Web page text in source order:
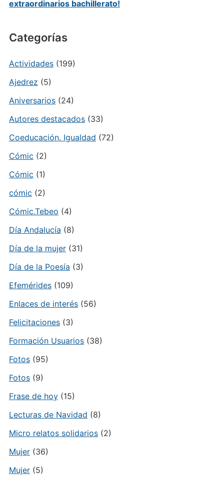
extraordinarios bachillerato!
Categorías
Actividades(199)
Ajedrez (5)
Aniversarios(24)
Autores destacados(33)
Coeducación. Igualdad (72)
Cómic (2)
Cómic (1)
cómic (2)
Cómic.Tebeo (4)
Día Andalucía (8)
Día de la mujer(31)
Día de la Poesía (3)
Efemérides(109)
Enlaces de interés(56)
Felicitaciones(3)
Formación Usuarios(38)
Fotos(95)
Fotos(9)
Frase de hoy(15)
Lecturas de Navidad (8)
Micro relatos solidarios(2)
Mujer(36)
Mujer(5)